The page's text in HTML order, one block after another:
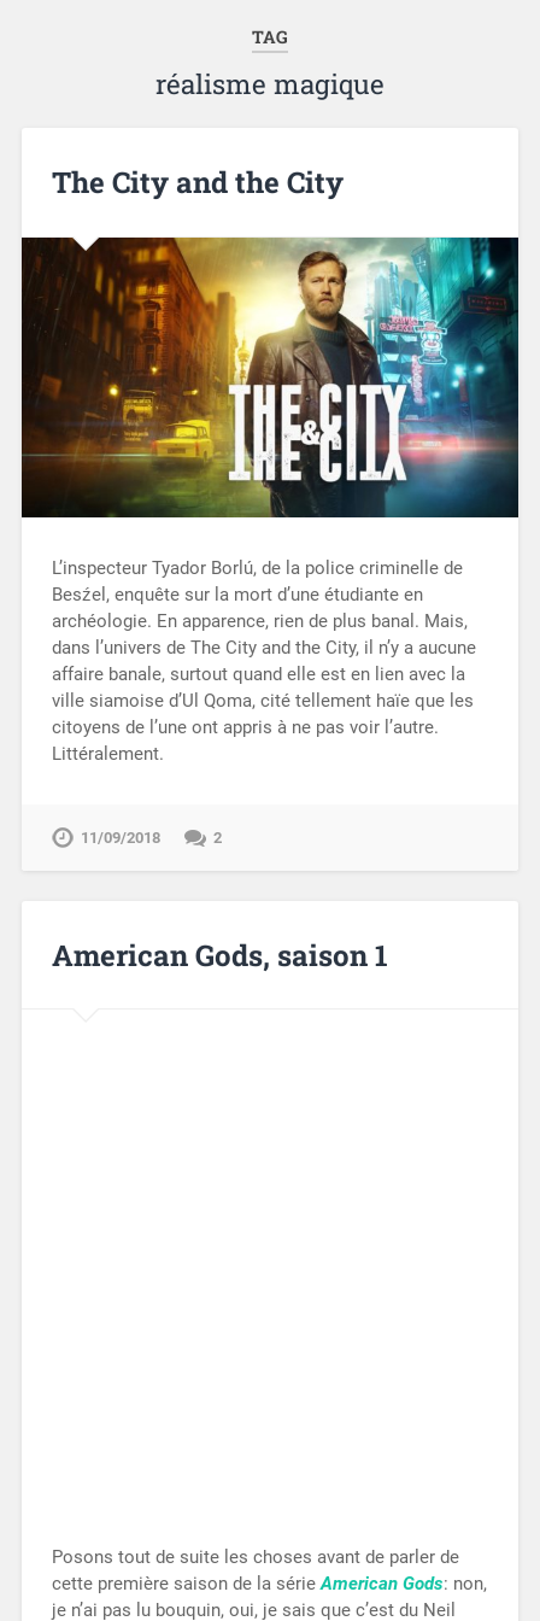
TAG
réalisme magique
The City and the City
L’inspecteur Tyador Borlú, de la police criminelle de
Besźel, enquête sur la mort d’une étudiante en
archéologie. En apparence, rien de plus banal. Mais,
dans l’univers de The City and the City, il n’y a aucune
affaire banale, surtout quand elle est en lien avec la
ville siamoise d’Ul Qoma, cité tellement haïe que les
citoyens de l’une ont appris à ne pas voir l’autre.
Littéralement.
11/09/2018 2
American Gods, saison 1
Posons tout de suite les choses avant de parler de
cette première saison de la sérieAmerican Gods: non,
je n’ai pas lu bouquin, oui, je sais que c’est du Neil